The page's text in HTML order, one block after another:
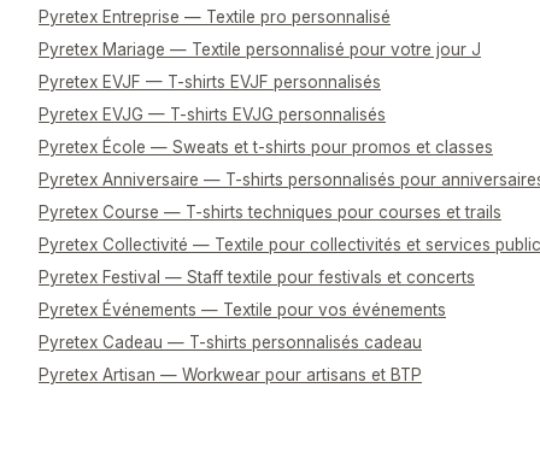
Pyretex Entreprise — Textile pro personnalisé
Pyretex Mariage — Textile personnalisé pour votre jour J
Pyretex EVJF — T-shirts EVJF personnalisés
Pyretex EVJG — T-shirts EVJG personnalisés
Pyretex École — Sweats et t-shirts pour promos et classes
Pyretex Anniversaire — T-shirts personnalisés pour
Pyretex Course — T-shirts techniques pour courses et trails
Pyretex Collectivité — Textile pour collectivités et services
Pyretex Festival — Staff textile pour festivals et concerts
Pyretex Événements — Textile pour vos événements
Pyretex Cadeau — T-shirts personnalisés cadeau
Pyretex Artisan — Workwear pour artisans et BTP